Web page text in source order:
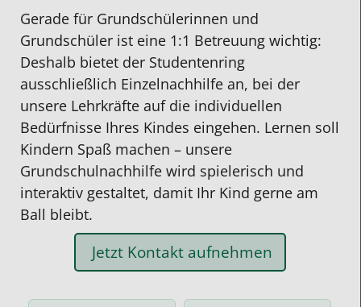
Gerade für Grundschülerinnen und
Grundschüler ist eine 1:1 Betreuung wichtig:
Deshalb bietet der Studentenring
ausschließlich Einzelnachhilfe an, bei der
unsere Lehrkräfte auf die individuellen
Bedürfnisse Ihres Kindes eingehen. Lernen soll
Kindern Spaß machen – unsere
Grundschulnachhilfe wird spielerisch und
interaktiv gestaltet, damit Ihr Kind gerne am
Ball bleibt.
Jetzt Kontakt aufnehmen